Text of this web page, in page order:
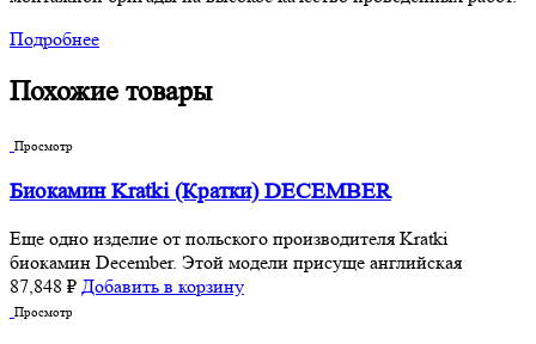
Подробнее
Похожие товары
Просмотр
Биокамин Kratki (Кратки) DECEMBER
Еще одно изделие от польского производителя Kratki
биокамин December. Этой модели присуще английская
87,848 ₽ Добавить в корзину
Просмотр